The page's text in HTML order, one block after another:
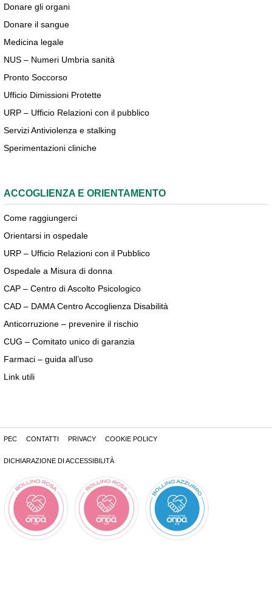
Donare gli organi
Donare il sangue
Medicina legale
NUS – Numeri Umbria sanità
Pronto Soccorso
Ufficio Dimissioni Protette
URP – Ufficio Relazioni con il pubblico
Servizi Antiviolenza e stalking
Sperimentazioni cliniche
ACCOGLIENZA E ORIENTAMENTO
Come raggiungerci
Orientarsi in ospedale
URP – Ufficio Relazioni con il Pubblico
Ospedale a Misura di donna
CAP – Centro di Ascolto Psicologico
CAD – DAMA Centro Accoglienza Disabilità
Anticorruzione – prevenire il rischio
CUG – Comitato unico di garanzia
Farmaci – guida all’uso
Link utili
PEC CONTATTI PRIVACY COOKIE POLICY
DICHIARAZIONE DI ACCESSIBILITÀ